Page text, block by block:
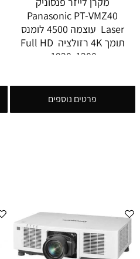
Panasonic PT-VMZ40
Laser עוצמה 4500 לומנס
תומך 4K רזולציה Full HD
1920x1200
פרטים נוספים